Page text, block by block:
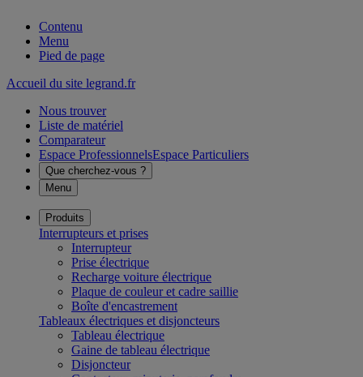
Contenu
Menu
Pied de page
Accueil du site legrand.fr
Nous trouver
Liste de matériel
Comparateur
Espace ProfessionnelsEspace Particuliers
Que cherchez-vous ?
Menu
Produits
Interrupteurs et prises
Interrupteur
Prise électrique
Recharge voiture électrique
Plaque de couleur et cadre saillie
Boîte d'encastrement
Tableaux électriques et disjoncteurs
Tableau électrique
Gaine de tableau électrique
Disjoncteur